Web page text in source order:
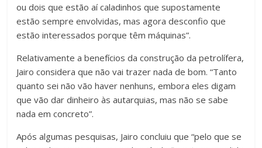
ou dois que estão aí caladinhos que supostamente
estão sempre envolvidas, mas agora desconfio que
estão interessados porque têm máquinas”.
Relativamente a benefícios da construção da petrolífera,
Jairo considera que não vai trazer nada de bom. “Tanto
quanto sei não vão haver nenhuns, embora eles digam
que vão dar dinheiro às autarquias, mas não se sabe
nada em concreto”.
Após algumas pesquisas, Jairo concluiu que “pelo que se